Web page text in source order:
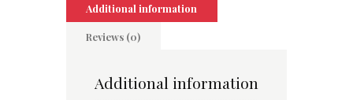
Additional information
Reviews (0)
Additional information